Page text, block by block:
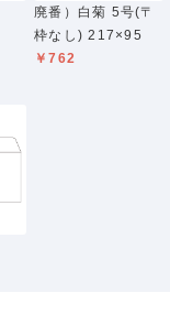
廃番）白菊 5号(〒
枠なし) 217×95
￥762